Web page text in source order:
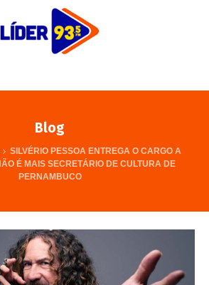
Blog
SILVÉRIO PESSOA ENTREGA O CARGO A
É MAIS SECRETÁRIO DE CULTURA DE
PERNAMBUCO